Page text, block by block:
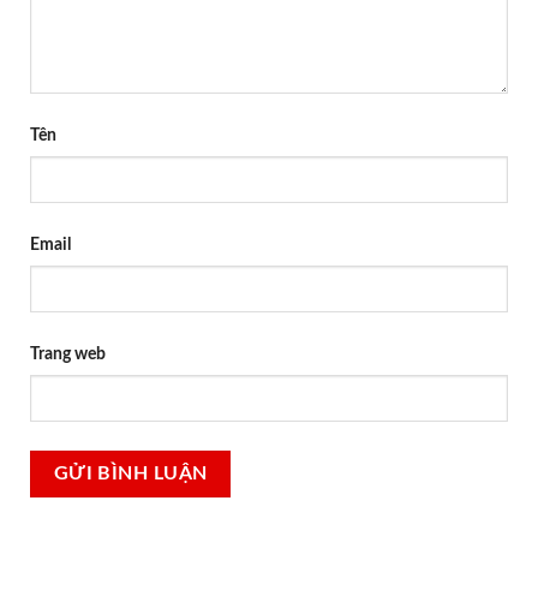
Tên
Email
Trang web